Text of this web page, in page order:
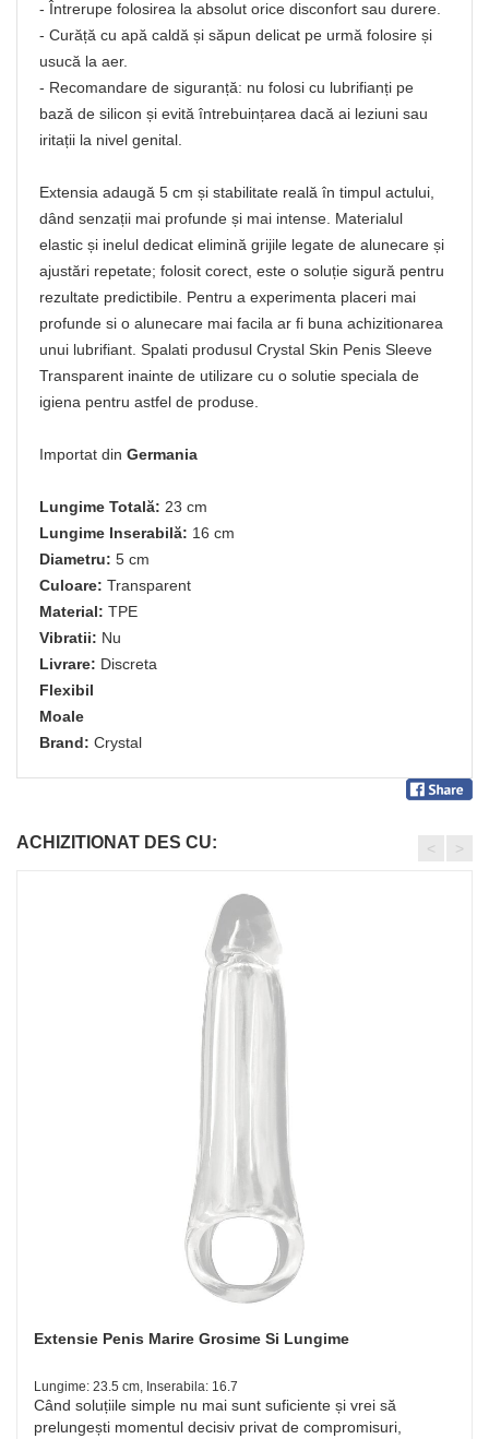
- Întrerupe folosirea la absolut orice disconfort sau durere.
- Curăță cu apă caldă și săpun delicat pe urmă folosire și
usucă la aer.
- Recomandare de siguranță: nu folosi cu lubrifianți pe
bază de silicon și evită întrebuințarea dacă ai leziuni sau
iritații la nivel genital.
Extensia adaugă 5 cm și stabilitate reală în timpul actului,
dând senzații mai profunde și mai intense. Materialul
elastic și inelul dedicat elimină grijile legate de alunecare și
ajustări repetate; folosit corect, este o soluție sigură pentru
rezultate predictibile. Pentru a experimenta placeri mai
profunde si o alunecare mai facila ar fi buna achizitionarea
unui lubrifiant. Spalati produsul Crystal Skin Penis Sleeve
Transparent inainte de utilizare cu o solutie speciala de
igiena pentru astfel de produse.
Importat din Germania
Lungime Totală: 23 cm
Lungime Inserabilă: 16 cm
Diametru: 5 cm
Culoare: Transparent
Material: TPE
Vibratii: Nu
Livrare: Discreta
Flexibil
Moale
Brand: Crystal
ACHIZITIONAT DES CU:
Extensie Penis Marire Grosime Si Lungime
Lungime: 23.5 cm, Inserabila: 16.7
Când soluțiile simple nu mai sunt suficiente și vrei să
prelungești momentul decisiv privat de compromisuri,
< >